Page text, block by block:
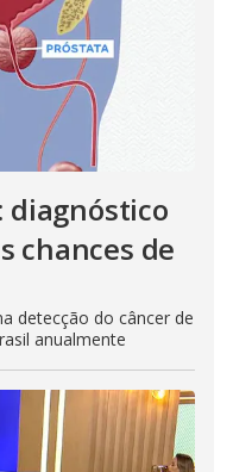
diagnóstico
chances de
detecção do câncer de
anualmente